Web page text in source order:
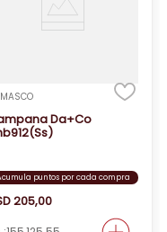
Da+Co
puntos por cada compra
205,00